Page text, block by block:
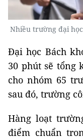
Nhiều trường đại
Đại học Bách
30 phút sẽ tổng
cho nhóm 65
sau đó, trường
Hàng loạt
điểm chuẩn